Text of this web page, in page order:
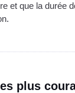
et que la durée
plus